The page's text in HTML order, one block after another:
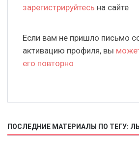
зарегистрируйтесь на сайте
Если вам не пришло письмо
активацию профиля, вы
его повторно
ПОСЛЕДНИЕ МАТЕРИАЛЫ ПО ТЕГУ: